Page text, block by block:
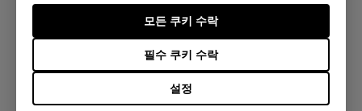
설정
필수 쿠키 수락
모든 쿠키 수락
제품
솔루션